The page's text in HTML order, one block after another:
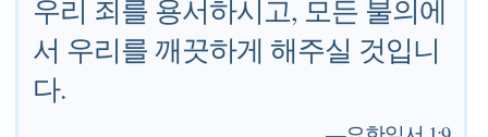
우리 죄를 용서하시고, 모든 불의에
서 우리를 깨끗하게 해주실 것입니
다.